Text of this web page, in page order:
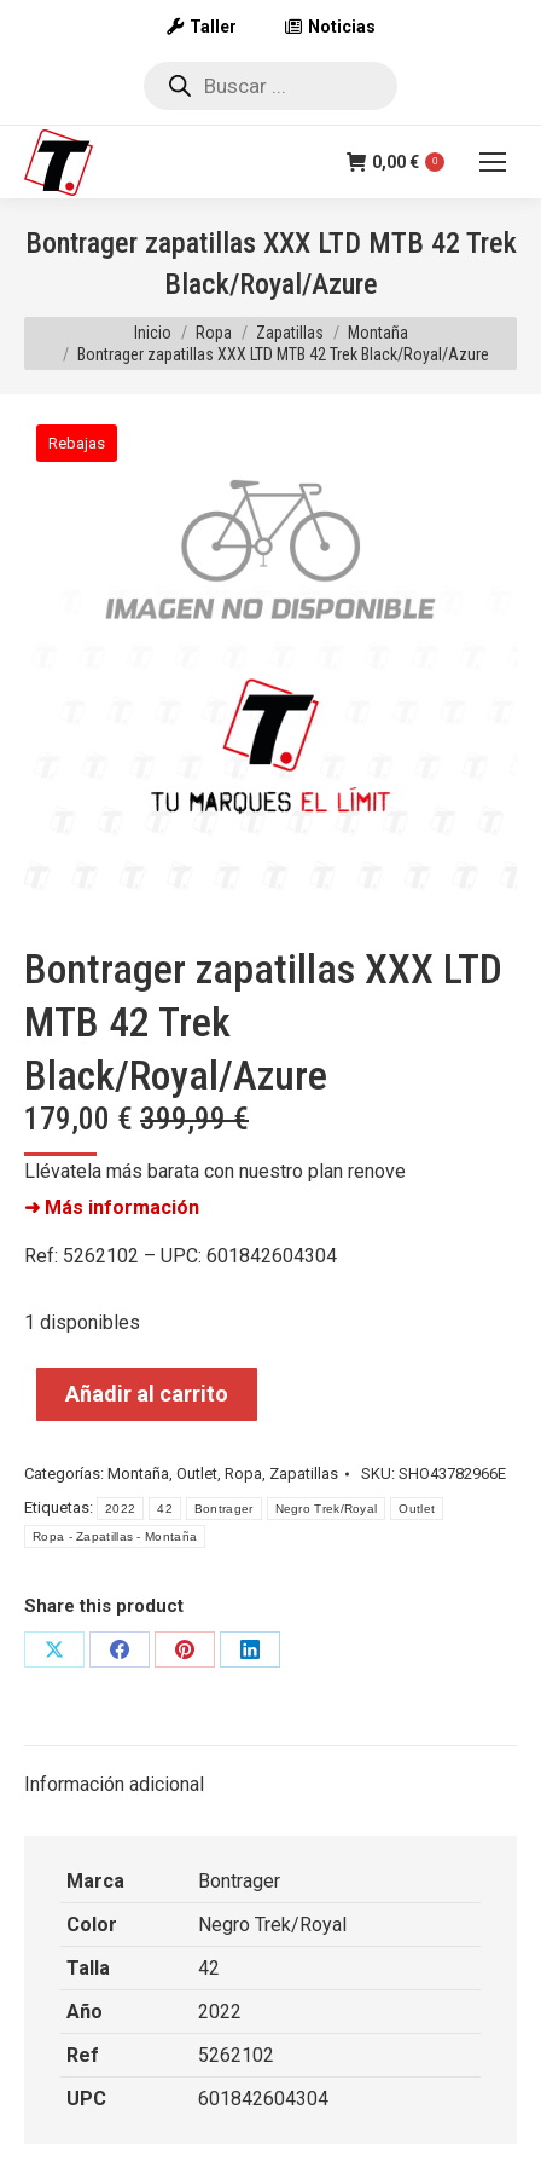
Taller Noticias
Búsqueda
0,00€ 0
Bontrager zapatillas XXX LTD MTB 42 Trek
Black/Royal/Azure
Estás aquí:
Inicio Ropa Zapatillas
Montaña
Bontrager zapatillas XXX LTD MTB 42 Trek Black/Royal/Azure
Rebajas
Bontrager zapatillas XXX LTD
MTB 42 Trek
Black/Royal/Azure
179,00 € 399,99€
Llévatela más barata con nuestro plan renove
➜ Más información
Ref: 5262102 – UPC: 601842604304
1 disponibles
Añadir al carrito
Categorías: Montaña, Outlet, Ropa, Zapatillas SKU: SHO43782966E
Etiquetas:
2022 42 Bontrager Negro Trek/Royal Outlet
Ropa - Zapatillas - Montaña
Share this product
Share
Share
Share
Share
Información adicional
Marca
Bontrager
Color
Negro Trek/Royal
Talla
42
Año
2022
Ref
5262102
UPC
601842604304